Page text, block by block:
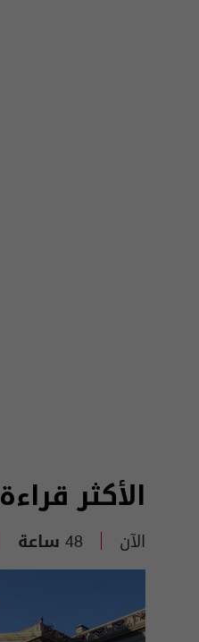
الأكثر قراءة
الآن 48 ساعة